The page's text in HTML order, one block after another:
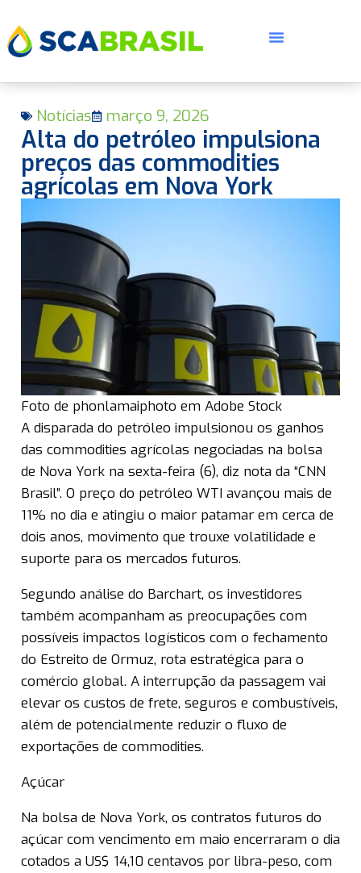
Notícias março 9, 2026
Alta do petróleo impulsiona
preços das commodities
agrícolas em Nova York
Foto de phonlamaiphoto em Adobe Stock
A disparada do petróleo impulsionou os ganhos
das commodities agrícolas negociadas na bolsa
de Nova York na sexta-feira (6), diz nota da “CNN
Brasil”. O preço do petróleo WTI avançou mais de
11% no dia e atingiu o maior patamar em cerca de
dois anos, movimento que trouxe volatilidade e
suporte para os mercados futuros.
Segundo análise do Barchart, os investidores
também acompanham as preocupações com
possíveis impactos logísticos com o fechamento
do Estreito de Ormuz, rota estratégica para o
comércio global. A interrupção da passagem vai
elevar os custos de frete, seguros e combustíveis,
além de potencialmente reduzir o fluxo de
exportações de commodities.
Açúcar
Na bolsa de Nova York, os contratos futuros do
açúcar com vencimento em maio encerraram o dia
cotados a US$ 14,10 centavos por libra-peso, com